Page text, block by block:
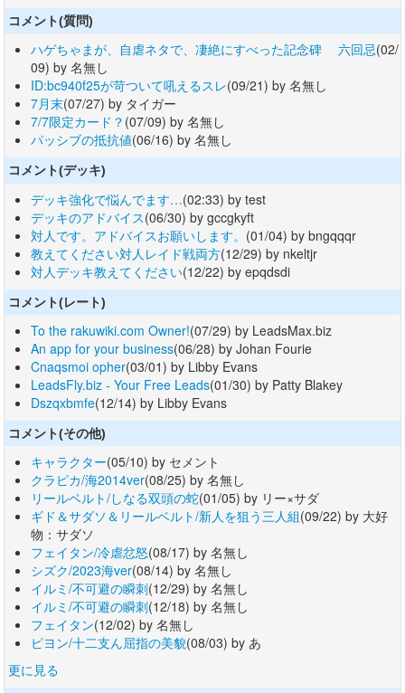
コメント(質問)
ハゲちゃまが、自虐ネタで、凄絶にすべった記念碑 六回忌(02/
09) by 名無し
ID:bc940f25が苛ついて吼えるスレ(09/21) by 名無し
7月末(07/27) by タイガー
7/7限定カード？ (07/09) by 名無し
パッシブの抵抗値(06/16) by 名無し
コメント(デッキ)
デッキ強化で悩んでます…(02:33) by test
デッキのアドバイス(06/30) by gccgkyft
対人です。アドバイスお願いします。 (01/04) by bngqqqr
教えてください対人レイド戦両方(12/29) by nkeltjr
対人デッキ教えてください(12/22) by epqdsdi
コメント(レート)
To the rakuwiki.com Owner!(07/29) by LeadsMax.biz
An app for your business(06/28) by Johan Fourie
Cnaqsmoi opher(03/01) by Libby Evans
LeadsFly.biz - Your Free Leads(01/30) by Patty Blakey
Dszqxbmfe(12/14) by Libby Evans
コメント(その他)
キャラクター(05/10) by セメント
クラピカ/海2014ver(08/25) by 名無し
リールベルト/しなる双頭の蛇(01/05) by リー×サダ
ギド＆サダソ＆リールベルト/新人を狙う三人組(09/22) by 大好
物：サダソ
フェイタン/冷虐忿怒(08/17) by 名無し
シズク/2023海ver(08/14) by 名無し
イルミ/不可避の瞬刺(12/29) by 名無し
イルミ/不可避の瞬刺(12/18) by 名無し
フェイタン(12/02) by 名無し
ピヨン/十二支ん屈指の美貌(08/03) by あ
更に見る